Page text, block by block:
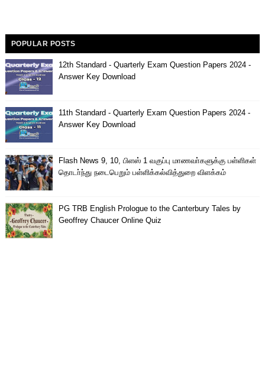
POPULAR POSTS
12th Standard - Quarterly Exam Question Papers 2024 -
Answer Key Download
11th Standard - Quarterly Exam Question Papers 2024 -
Answer Key Download
Flash News 9, 10, பிளஸ் 1 வகுப்பு மாணவா்களுக்கு பள்ளிகள்
தொடா்ந்து நடைபெறும் பள்ளிக்கல்வித்துறை விளக்கம்
PG TRB English Prologue to the Canterbury Tales by
Geoffrey Chaucer Online Quiz